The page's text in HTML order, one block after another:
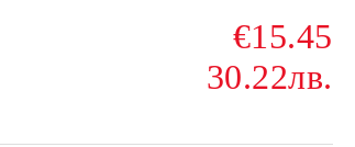
€15.45
30.22лв.